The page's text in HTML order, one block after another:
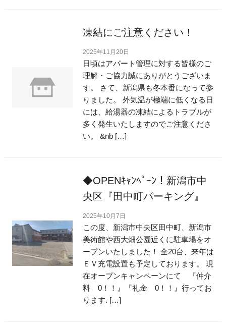
凍結にご注意ください！
2025年11月20日
日頃はアパート管理に対する皆様のご
理解・ご協力誠にありがとうございま
す。 さて、新潟県も冬本番になって参
りました。 外気温が極端に低くなる日
には、給湯器の凍結によるトラブルが
多く発生いたしますのでご注意くださ
い。 &nb […]
◆OPENｷｬﾝﾍﾟｰﾝ！新潟市中
央区『田中町パーキング』
2025年10月7日
この度、新潟市中央区田中町、新潟市
美術館や西大畑公園近くに駐車場をオ
ープンいたしました！ 全20台、来年は
ＥＶ充電設置も予定しております。 現
在オープンキャンペーンにて 『仲介
料 0！！』『礼金 0！！』行ってお
ります. […]